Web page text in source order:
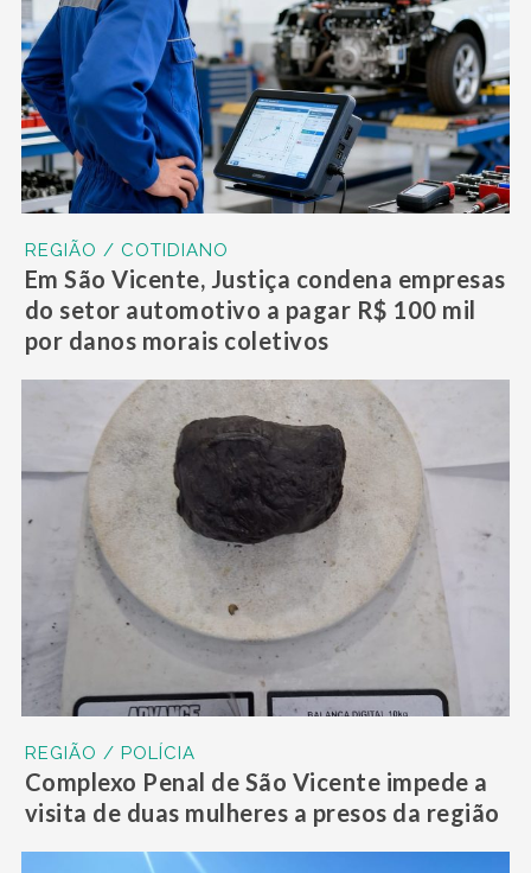
REGIÃO / COTIDIANO
Em São Vicente, Justiça condena empresas
do setor automotivo a pagar R$ 100 mil
por danos morais coletivos
REGIÃO / POLÍCIA
Complexo Penal de São Vicente impede a
visita de duas mulheres a presos da região